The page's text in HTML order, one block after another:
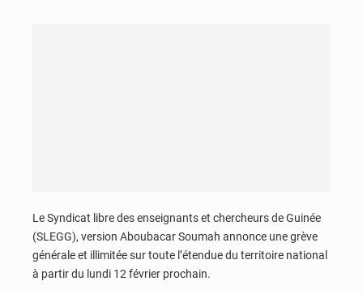
Le Syndicat libre des enseignants et chercheurs de Guinée
(SLEGG), version Aboubacar Soumah annonce une grève
générale et illimitée sur toute l’étendue du territoire national
à partir du lundi 12 février prochain.